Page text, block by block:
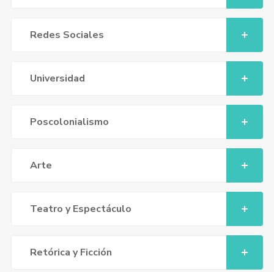
Redes Sociales
Universidad
Poscolonialismo
Arte
Teatro y Espectáculo
Retórica y Ficción